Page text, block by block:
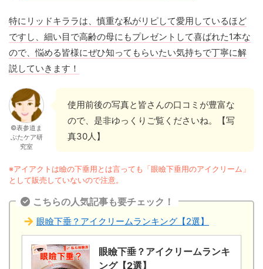
特にリッドキララは、慎重な私がリピして愛用しているほど
ですし、細い目で高齢の母にもプレゼントして喜ばれた1本な
ので、悩める皆様にぜひ知ってもらいたい気持ちで丁寧に解
説していきます！
©表参道ま
ぶたケア研
究室
使用前後の写真と皆さんの口コミが豊富な
ので、是非ゆっくりご覧くださいね。【写
真30人】
※アイアクトは瞼の下垂用とは言っても「眼瞼下垂用のアイクリーム」
として販売していないので注意。
こちらの人気記事も要チェック！
眼瞼下垂？アイクリームランキング【2選】
眼瞼下垂？アイクリームランキ
ング【2選】